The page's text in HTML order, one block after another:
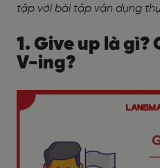
tập với bài tập vận dụng
1. Give up là gì?
V-ing?